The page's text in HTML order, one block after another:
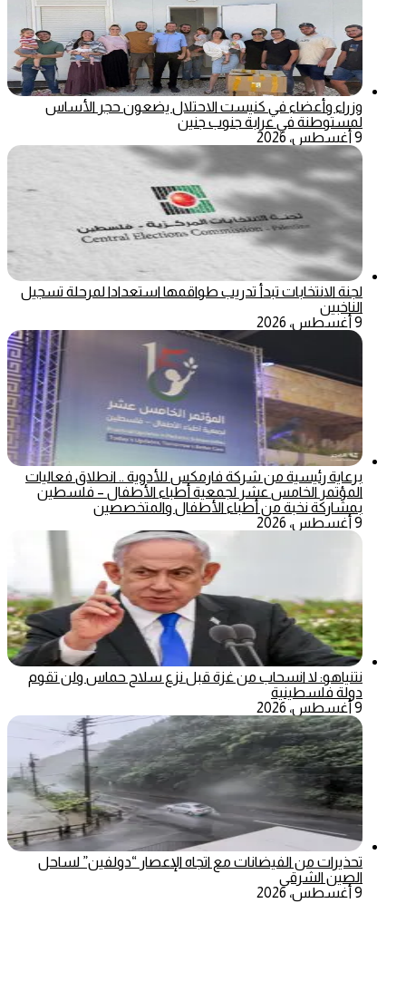
وزراء وأعضاء في كنيست الاحتلال يضعون حجر الأساس
لمستوطنة في عرابة جنوب جنين
9 أغسطس، 2026
لجنة الانتخابات تبدأ تدريب طواقمها استعدادا لمرحلة تسجيل
الناخبين
9 أغسطس، 2026
برعاية رئيسية من شركة فارمكس للأدوية .. انطلاق فعاليات
المؤتمر الخامس عشر لجمعية أطباء الأطفال – فلسطين
بمشاركة نخبة من أطباء الأطفال والمتخصصين
9 أغسطس، 2026
نتنياهو: لا انسحاب من غزة قبل نزع سلاح حماس ولن تقوم
دولة فلسطينية
9 أغسطس، 2026
تحذيرات من الفيضانات مع اتجاه الإعصار “دولفين” لساحل
الصين الشرقي
9 أغسطس، 2026